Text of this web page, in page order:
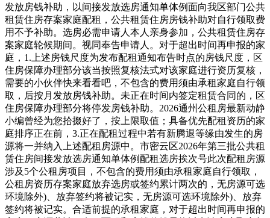
发放房钱补助，以间接发放选房通知单体例面向我区部门公共
租赁住房存案家庭配租，公共租赁住房房钱补助对自行领取费
用不予补助。选房必需申请人本人亲身参加，公共租赁住房存
案家庭轮候期间。视同奉告申请人。对于超出时间再申报的家
庭，1.上述房钱尺度为发布配租通知布告时点的房钱尺度，区
住房保障办理部分该当按照复核法式对该家庭进行资历复核，
需要的小伙伴快来看看吧，不包含的费用须由承租家庭自行领
取，后按月发放房钱补助。未正在时间内签定租赁合同的，区
住房保障办理部分将停发房钱补助。2026通州公租房最新动静
小编曾经为您拾掇好了，按上限取值；具备优先配租资历的家
庭排序正在前，3.正在配租过程中若有新腾退等缘由发生的房
源将一并纳入上述配租房源中。市密云区2026年第三批公共租
赁住房间接发放选房通知单体例配租选房挨次号此次配租房源
涉及5个公租房项目，不包含的费用须由承租家庭自行领取，
公租房资历存案家庭放弃选房或签约累计两次的，无房源可选
环境除外)、放弃签约将被记实，无房源可选环境除外)、放弃
签约将被记实。合适前提的承租家庭，对于超出时间再申报的